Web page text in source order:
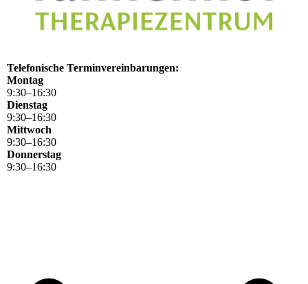
Telefonische Terminvereinbarungen:
Montag
9:30–16:30
Dienstag
9:30–16:30
Mittwoch
9:30–16:30
Donnerstag
9:30–16:30